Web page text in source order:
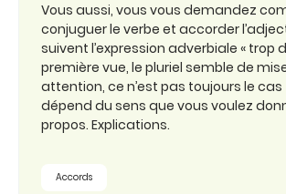
Vous aussi, vous vous demandez
conjuguer le verbe et accorder
suivent l’expression adverbiale « trop
première vue, le pluriel semble de
attention, ce n’est pas toujours le cas
dépend du sens que vous voulez
propos. Explications.
Accords